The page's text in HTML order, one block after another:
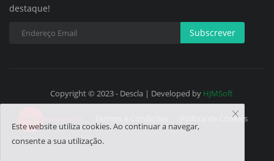
destaque!
Subscrever
Copyright © 2023 - Descla | Developed by HJMSoft
Política de Cookies
Este website utiliza cookies. Ao continuar a navegar,
consente a sua utilização.